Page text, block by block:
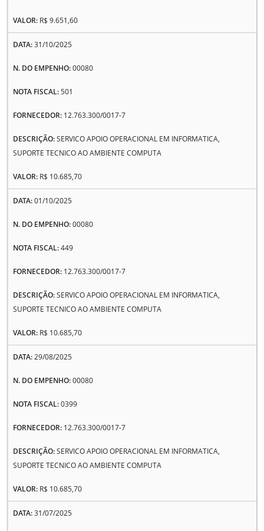
R$ 9.651,60
31/10/2025
00080
501
12.763.300/0017-7
SERVICO APOIO OPERACIONAL EM INFORMATICA,
SUPORTE TECNICO AO AMBIENTE COMPUTA
R$ 10.685,70
01/10/2025
00080
449
12.763.300/0017-7
SERVICO APOIO OPERACIONAL EM INFORMATICA,
SUPORTE TECNICO AO AMBIENTE COMPUTA
R$ 10.685,70
29/08/2025
00080
0399
12.763.300/0017-7
SERVICO APOIO OPERACIONAL EM INFORMATICA,
SUPORTE TECNICO AO AMBIENTE COMPUTA
R$ 10.685,70
31/07/2025